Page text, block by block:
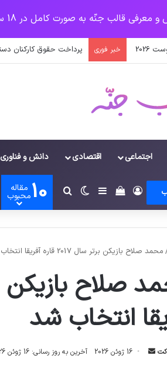
معرفی قالب جنّه به صورت کامل در 18 سرفصل
خبر فوری پرداخت حقوق کارکنان دستگاه‌ها در سال ۱۴۰۰ منوط به
اجتماعی اقتصادی دانش و فناوری
وروددیدن سبد خرید
سایدبارتغییر پوسته
جستجو برای
10 مقاله
محبوب
محمد صلاح بازیکن برتر سال 2017 قاره آفریقا انتخاب شد
انتخاب شد
ارسال 16 ژوئن 2026 آخرین به روز رسانی: 16 ژوئن 2026